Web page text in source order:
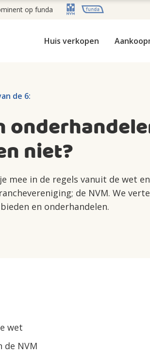
op funda
Huis verkopen
de 6:
niet?
mee in de regels vanuit de wet
de NVM. We
en onderhandelen.
wet
de NVM